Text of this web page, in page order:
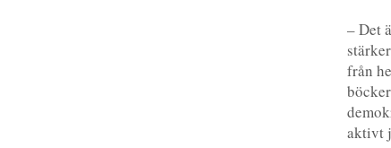
– Det
från
aktivt